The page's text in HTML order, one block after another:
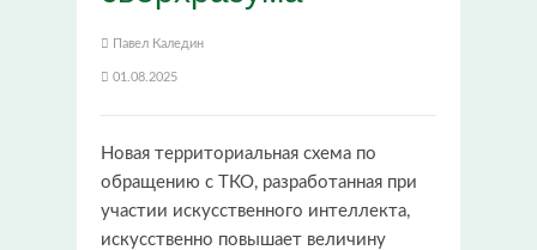
Павел Каледин
01.08.2025
Новая территориальная схема по
обращению с ТКО, разработанная при
участии искусственного интеллекта,
искусственно повышает величину